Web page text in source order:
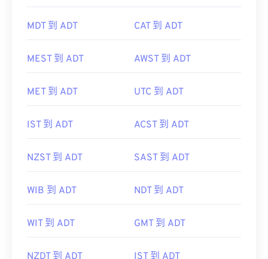
MDT 到 ADT CAT 到 ADT
MEST 到 ADT AWST 到 ADT
MET 到 ADT UTC 到 ADT
IST 到 ADT ACST 到 ADT
NZST 到 ADT SAST 到 ADT
WIB 到 ADT NDT 到 ADT
WIT 到 ADT GMT 到 ADT
NZDT 到 ADT IST 到 ADT